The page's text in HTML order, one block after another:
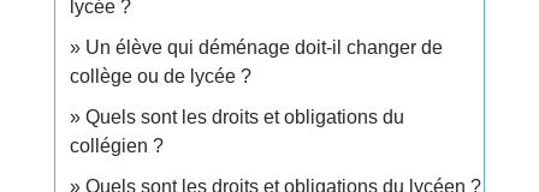
lycée ?
Un élève qui déménage doit-il changer de
collège ou de lycée ?
Quels sont les droits et obligations du
collégien ?
Quels sont les droits et obligations du lycéen ?